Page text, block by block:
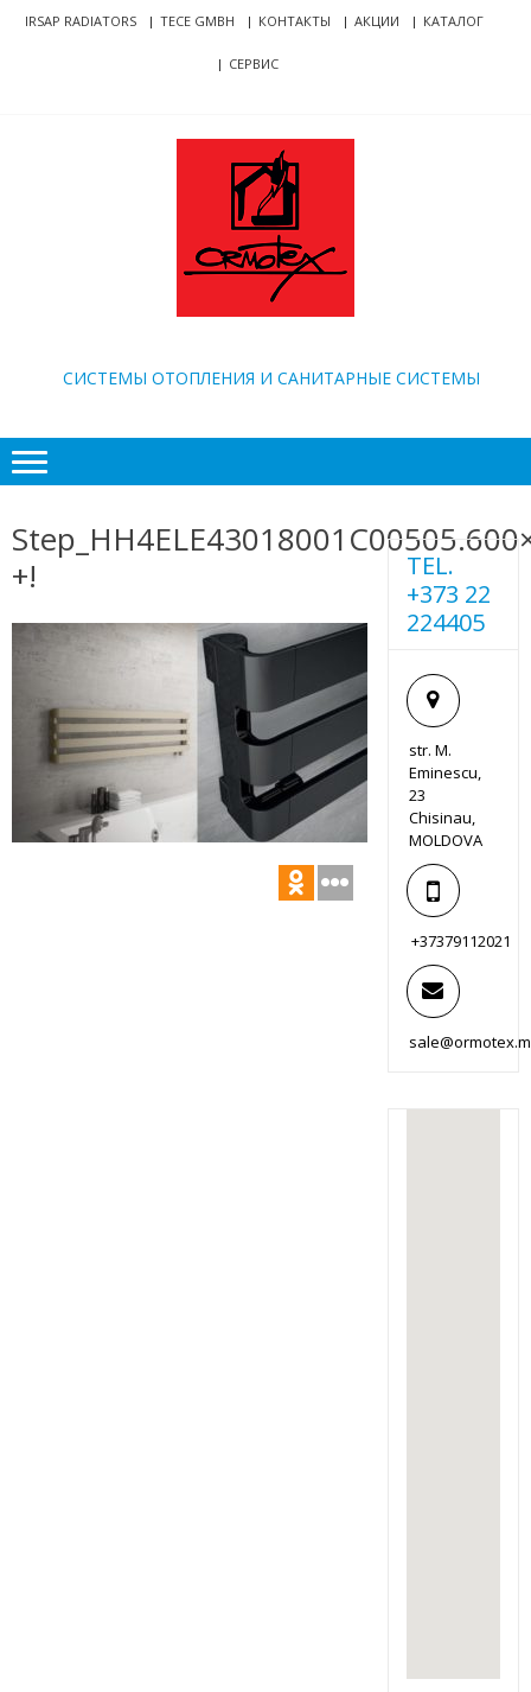
Skip
SkipIRSAP RADIATORS TECE GMBH КОНТАКТЫ АКЦИИ КАТАЛОГ
СЕРВИС
CИСТЕМЫ ОТОПЛЕНИЯ И САНИТАРНЫЕ СИСТЕМЫ
+!
TEL.
+373 22
224405
str. M.
Eminescu,
23
Chisinau,
MOLDOVA
+37379112021